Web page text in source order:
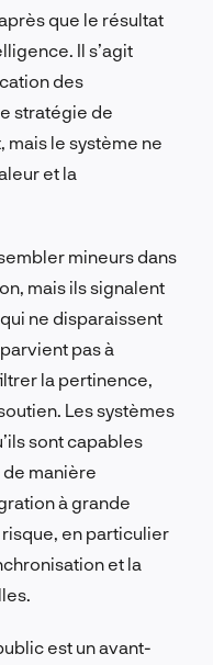
que le résultat
Il s’agit
des
stratégie de
mais le système ne
et la
mineurs dans
mais ils signalent
ne disparaissent
pas à
la pertinence,
Les systèmes
sont capables
de manière
à grande
en particulier
et la
est un avant-